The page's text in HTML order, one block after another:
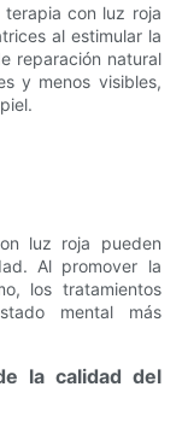
con luz roja
al estimular la
reparación natural
y menos visibles,
luz roja pueden
Al promover la
los tratamientos
mental más
la calidad del